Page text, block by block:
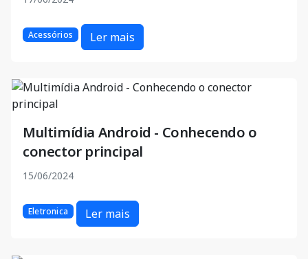
Acessórios Ler mais
Multimídia Android - Conhecendo o
conector principal
15/06/2024
Eletronica Ler mais